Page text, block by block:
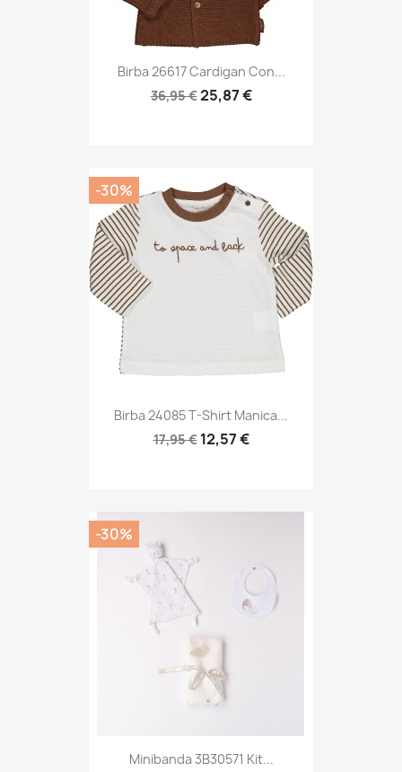
Birba 26617 Cardigan Con...
36,95 €25,87 €
Birba 24085 T-Shirt Manica...
17,95 € 12,57 €
-30%
Minibanda 3B30571 Kit...
-30%